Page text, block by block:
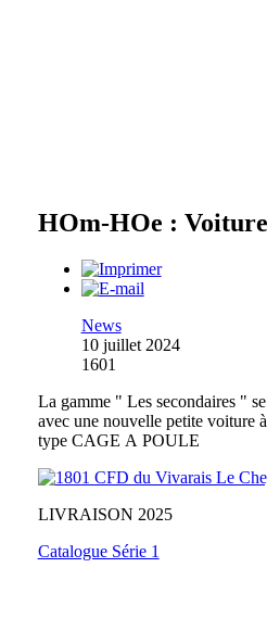
HOm-HOe :
News
10 juillet 2024
1601
La gamme " Les secondaires "
avec une nouvelle petite voiture
type CAGE A POULE
LIVRAISON 2025
Catalogue Série 1